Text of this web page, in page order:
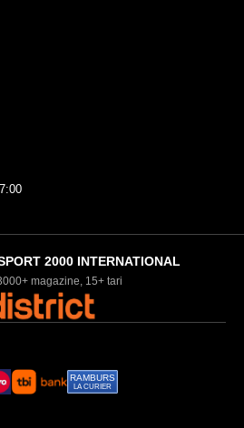
2000 INTERNATIONAL
magazine, 15+ tari
RAMBURS
LA CURIER